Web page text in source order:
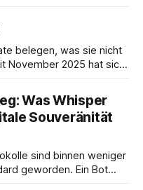
Nachfolgeunternehmen
aus dem ersten Blade
Joi
belegen, was sie nicht
sondern
gibt inzwischen genug
statt
Was Whisper
Souveränität
sind binnen weniger
geworden. Ein Bot